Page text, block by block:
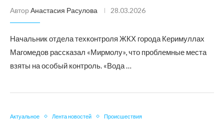
Автор Анастасия Расулова 28.03.2026
Начальник отдела техконтроля ЖКХ города Керимуллах
Магомедов рассказал «Мирмолу», что проблемные места
взяты на особый контроль. «Вода …
Актуальное Лента новостей Происшествия